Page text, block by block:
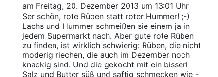
am Freitag, 20. Dezember 2013 um 13:01 Uhr
Ser schön, rote Rüben statt roter Hummer! ;-)
Lachs und Hummer schmeißen sie einem ja in
jedem Supermarkt nach. Aber gute rote Rüben
zu finden, ist wirklich schwierig: Rüben, die nicht
moderig riechen, die auch im Dezember noch
knackig sind. Und die gekocht mit ein bisserl
Salz und Butter süß und saftig schmecken wie -